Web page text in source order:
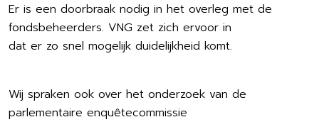
Er is een doorbraak nodig in het overleg met de
fondsbeheerders. VNG zet zich ervoor in
dat er zo snel mogelijk duidelijkheid komt.
Wij spraken ook over het onderzoek van de
parlementaire enquêtecommissie